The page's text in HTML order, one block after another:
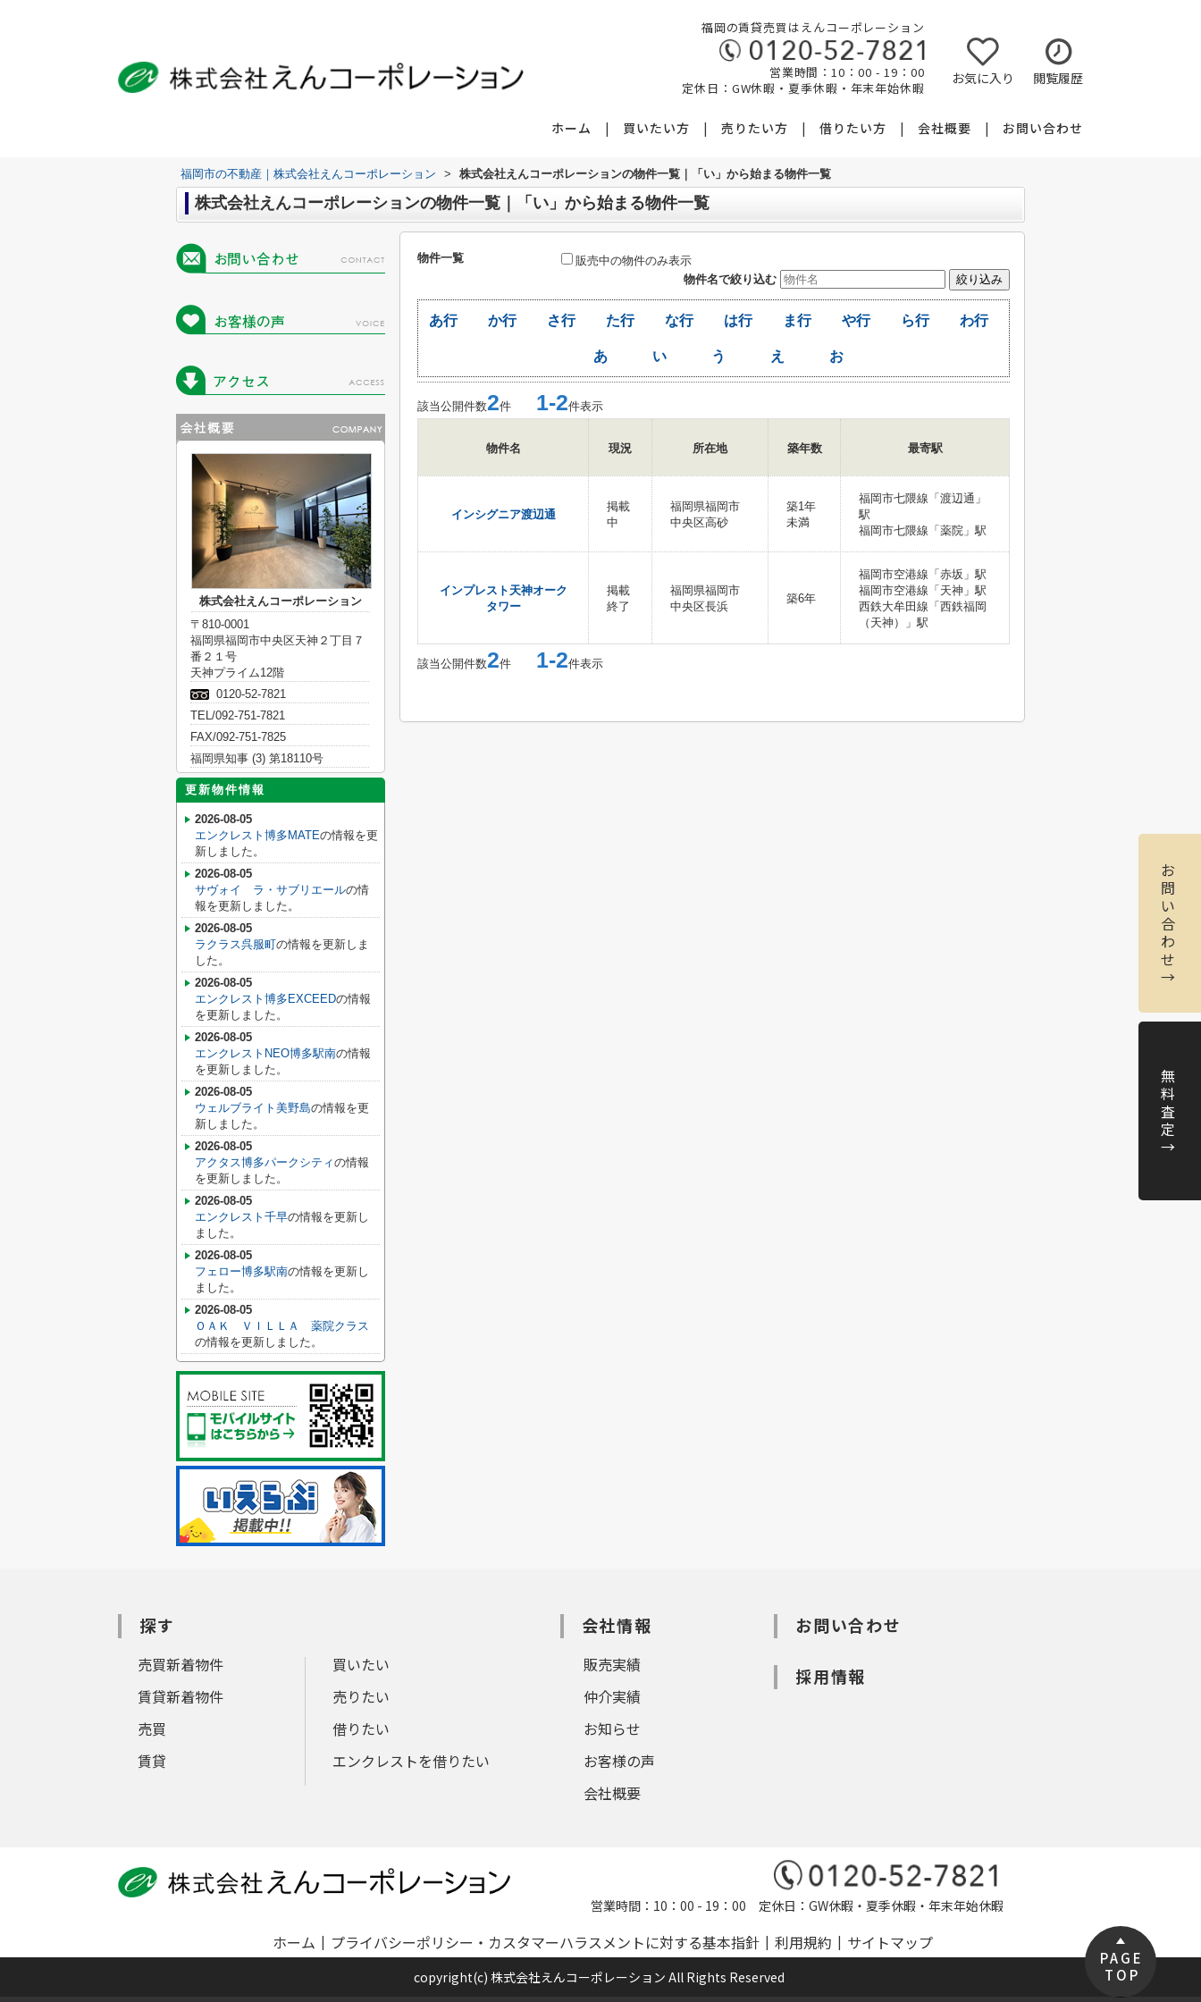
福岡の賃貸売買はえんコーポレーション
営業時間：10：00 - 19：00
定休日：GW休暇・夏季休暇・年末年始休暇
お気に入り 閲覧履歴
ホーム 買いたい方 売りたい方 借りたい方 会社概要 お問い合わせ
福岡市の不動産｜株式会社えんコーポレーション > 株式会社えんコーポレーションの物件一覧｜「い」から始まる物件一覧
株式会社えんコーポレーションの物件一覧｜「い」から始まる物件一覧
物件一覧
販売中の物件のみ表示
物件名で絞り込む
あ行 か行 さ行 た行 な行 は行 ま行 や行 ら行 わ行
あ い う え お
該当公開件数2件 1-2件表示
物件名 現況 所在地 築年数 最寄駅
インシグニア渡辺通
掲載
中
福岡県福岡市
中央区高砂
築1年
未満
福岡市七隈線「渡辺通」
駅
福岡市七隈線「薬院」駅
インプレスト天神オーク
タワー
掲載
終了
福岡県福岡市
中央区長浜
築6年
福岡市空港線「赤坂」駅
福岡市空港線「天神」駅
西鉄大牟田線「西鉄福岡
（天神）」駅
該当公開件数2件 1-2件表示
株式会社えんコーポレーション
〒810-0001
福岡県福岡市中央区天神２丁目７
番２１号
天神プライム12階
0120-52-7821
TEL/092-751-7821
FAX/092-751-7825
福岡県知事 (3) 第18110号
更新物件情報
2026-08-05
エンクレスト博多MATEの情報を更
新しました。
2026-08-05
サヴォイ ラ・サブリエールの情
報を更新しました。
2026-08-05
ラクラス呉服町の情報を更新しま
した。
2026-08-05
エンクレスト博多EXCEEDの情報
を更新しました。
2026-08-05
エンクレストNEO博多駅南の情報
を更新しました。
2026-08-05
ウェルブライト美野島の情報を更
新しました。
2026-08-05
アクタス博多パークシティの情報
を更新しました。
2026-08-05
エンクレスト千早の情報を更新し
ました。
2026-08-05
フェロー博多駅南の情報を更新し
ました。
2026-08-05
ＯＡＫ ＶＩＬＬＡ 薬院クラス
の情報を更新しました。
探す
売買新着物件
賃貸新着物件
売買
賃貸
買いたい
売りたい
借りたい
エンクレストを借りたい
会社情報
販売実績
仲介実績
お知らせ
お客様の声
会社概要
お問い合わせ
採用情報
営業時間：10：00 - 19：00 定休日：GW休暇・夏季休暇・年末年始休暇
ホーム プライバシーポリシー・カスタマーハラスメントに対する基本指針 利用規約 サイトマップ
PAGE
TOP
お
問
い
合
わ
せ
→
無
料
査
定
→
copyright(c) 株式会社えんコーポレーション All Rights Reserved